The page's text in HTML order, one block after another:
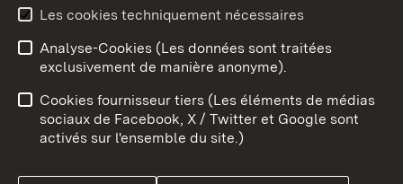
Conseils d'utilisation
Confidentialité
Cookies
Les cookies techniquement nécessaires
Analyse-Cookies (Les données sont traitées
exclusivement de manière anonyme).
Cookies fournisseur tiers (Les éléments de médias
sociaux de Facebook, X / Twitter et Google sont
activés sur l'ensemble du site.)